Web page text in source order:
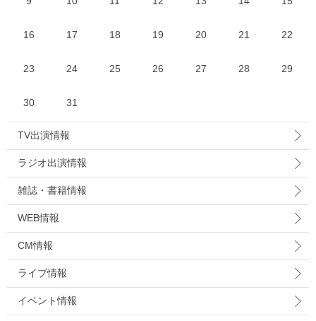
16 17 18 19 20 21 22
23 24 25 26 27 28 29
30 31
TV出演情報
ラジオ出演情報
雑誌・書籍情報
WEB情報
CM情報
ライブ情報
イベント情報